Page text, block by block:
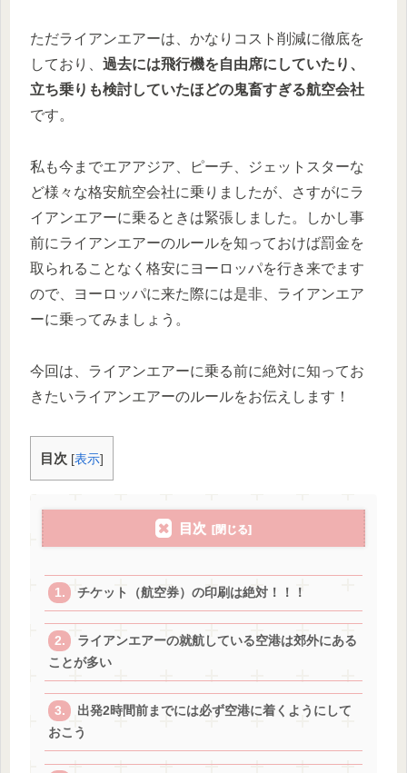
ただライアンエアーは、かなりコスト削減に徹底を
しており、 過去には飛行機を自由席にしていたり、
立ち乗りも検討していたほどの鬼畜すぎる航空会社
です。
私も今までエアアジア、ピーチ、ジェットスターな
ど様々な格安航空会社に乗りましたが、さすがにラ
イアンエアーに乗るときは緊張しました。しかし事
前にライアンエアーのルールを知っておけば罰金を
取られることなく格安にヨーロッパを行き来でます
ので、ヨーロッパに来た際には是非、ライアンエア
ーに乗ってみましょう。
今回は、ライアンエアーに乗る前に絶対に知ってお
きたいライアンエアーのルールをお伝えします！
目次 [表示]
目次
チケット（航空券）の印刷は絶対！！！
ライアンエアーの就航している空港は郊外にある
ことが多い
出発2時間前までには必ず空港に着くようにして
おこう